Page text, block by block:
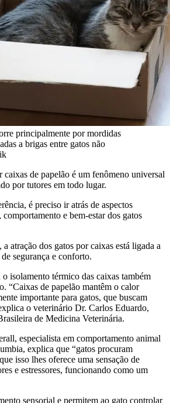
principalmente por mordidas
a brigas entre gatos não
caixas de papelão é um fenômeno universal
por tutores em todo lugar.
é preciso ir atrás de aspectos
e bem-estar dos gatos
atração dos gatos por caixas está ligada a
segurança e conforto.
isolamento térmico das caixas também
“Caixas de papelão mantêm o calor
importante para gatos, que buscam
o veterinário Dr. Carlos Eduardo,
de Medicina Veterinária.
especialista em comportamento animal
explica que “gatos procuram
isso lhes oferece uma sensação de
e estressores, funcionando como um
sensorial e permitem ao gato controlar